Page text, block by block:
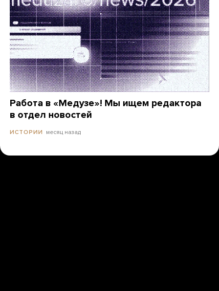
Работа в «Медузе»! Мы ищем редактора
в отдел новостей
ИСТОРИИ месяц назад